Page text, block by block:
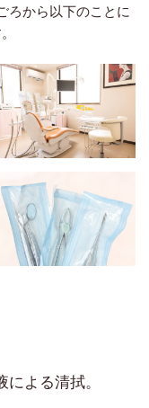
ろから以下のことに
よる清拭。